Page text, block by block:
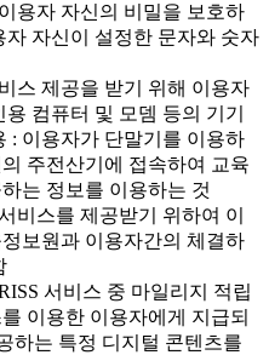
용자 자신의 비밀을 보호하
자 자신이 설정한 문자와 숫자
스 제공을 받기 위해 이용자
컴퓨터 및 모뎀 등의 기기
: 이용자가 단말기를 이용하
주전산기에 접속하여 교육
는 정보를 이용하는 것
비스를 제공받기 위하여 이
보원과 이용자간의 체결하
서비스 중 마일리지 적립
이용한 이용자에게 지급되
하는 특정 디지털 콘텐츠를